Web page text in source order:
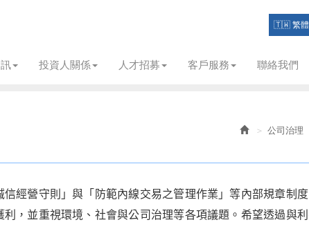
投資人關係 人才招募 客戶服務 聯絡我們
🇹🇼 繁體
公司治理
經營守則」與「防範內線交易之管理作業」等內部規章制
，並重視環境、社會與公司治理等各項議題。希望透過與